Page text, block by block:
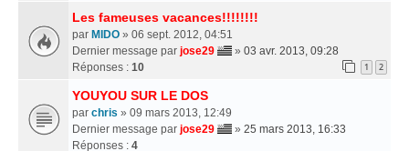
Les fameuses vacances!!!!!!!!
par MIDO » 06 sept. 2012, 04:51
Dernier message par jose29 » 03 avr. 2013, 09:28
Réponses : 10 1 2
YOUYOU SUR LE DOS
par chris » 09 mars 2013, 12:49
Dernier message par jose29 » 25 mars 2013, 16:33
Réponses : 4